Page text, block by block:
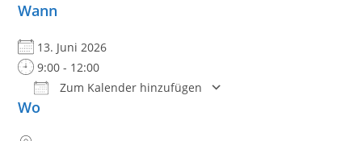
Wann
13. Juni 2026
9:00 - 12:00
Zum Kalender hinzufügen
Wo